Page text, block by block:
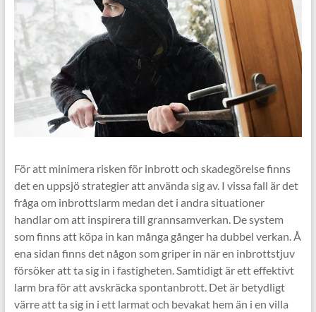
För att minimera risken för inbrott och skadegörelse finns
det en uppsjö strategier att använda sig av. I vissa fall är det
fråga om inbrottslarm medan det i andra situationer
handlar om att inspirera till grannsamverkan. De system
som finns att köpa in kan många gånger ha dubbel verkan. Å
ena sidan finns det någon som griper in när en inbrottstjuv
försöker att ta sig in i fastigheten. Samtidigt är ett effektivt
larm bra för att avskräcka spontanbrott. Det är betydligt
värre att ta sig in i ett larmat och bevakat hem än i en villa